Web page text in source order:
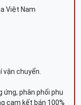
Việt Nam
vận chuyển.
ứng, phân phối phụ
cam kết bán 100%